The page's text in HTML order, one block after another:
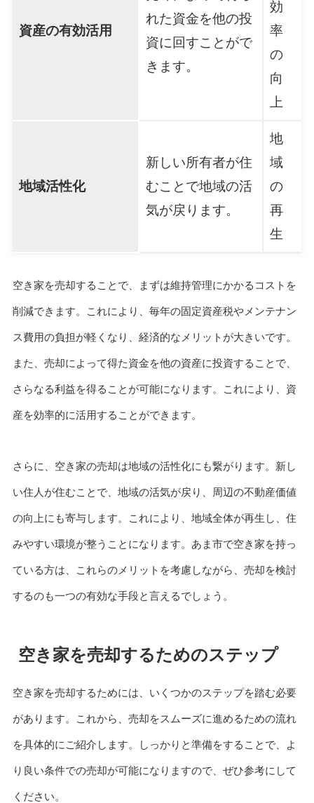
資産の有効活用
れた資金を他の投
資に回すことがで
きます。
効
率
の
向
上
地域活性化
新しい所有者が住
むことで地域の活
気が戻ります。
地
域
の
再
生
空き家を売却することで、まずは維持管理にかかるコストを
削減できます。これにより、毎年の固定資産税やメンテナン
ス費用の負担が軽くなり、経済的なメリットが大きいです。
また、売却によって得た資金を他の資産に投資することで、
さらなる利益を得ることが可能になります。これにより、資
産を効率的に活用することができます。
さらに、空き家の売却は地域の活性化にも繋がります。新し
い住人が住むことで、地域の活気が戻り、周辺の不動産価値
の向上にも寄与します。これにより、地域全体が再生し、住
みやすい環境が整うことになります。あま市で空き家を持っ
ている方は、これらのメリットを考慮しながら、売却を検討
するのも一つの有効な手段と言えるでしょう。
空き家を売却するためのステップ
空き家を売却するためには、いくつかのステップを踏む必要
があります。これから、売却をスムーズに進めるための流れ
を具体的にご紹介します。しっかりと準備をすることで、よ
り良い条件での売却が可能になりますので、ぜひ参考にして
ください。